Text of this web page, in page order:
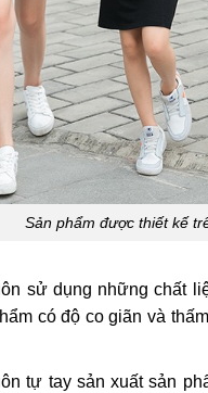
Sản phẩm được thiết kế
sử dụng những chất
có độ co giãn và
tự tay sản xuất sản